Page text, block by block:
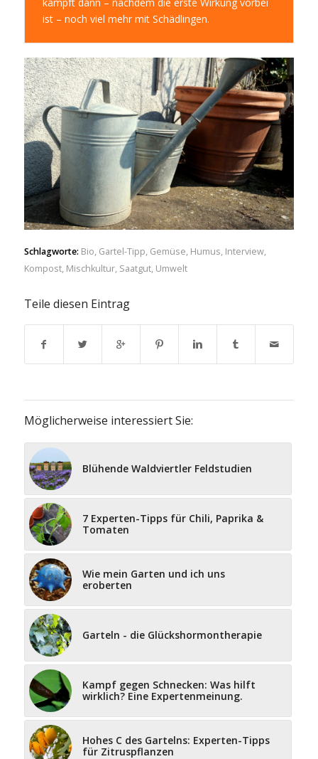
ist – noch viel mehr mit Schädlingen.
Schlagworte: Bio, Gartel-Tipp, Gemüse, Humus, Interview,
Kompost, Mischkultur, Saatgut, Umwelt
Teile diesen Eintrag
Möglicherweise interessiert Sie:
Blühende Waldviertler Feldstudien
7 Experten-Tipps für Chili, Paprika &
Tomaten
Wie mein Garten und ich uns
eroberten
Garteln - die Glückshormontherapie
Kampf gegen Schnecken: Was hilft
wirklich? Eine Expertenmeinung.
Hohes C des Gartelns: Experten-Tipps
für Zitruspflanzen